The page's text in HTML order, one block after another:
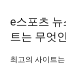
e스포츠
트는 무엇
최고의 사이트